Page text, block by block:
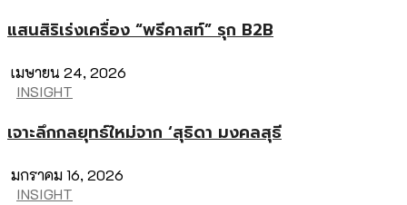
แสนสิริเร่งเครื่อง “พรีคาสท์” รุก B2B
เมษายน 24, 2026
INSIGHT
เจาะลึกกลยุทธ์ใหม่จาก ‘สุธิดา มงคลสุธี
มกราคม 16, 2026
INSIGHT